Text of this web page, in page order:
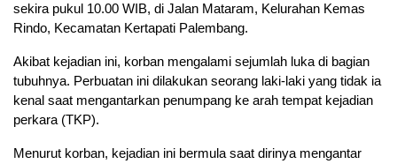
sekira pukul 10.00 WIB, di Jalan Mataram, Kelurahan Kemas
Rindo, Kecamatan Kertapati Palembang.
Akibat kejadian ini, korban mengalami sejumlah luka di bagian
tubuhnya. Perbuatan ini dilakukan seorang laki-laki yang tidak ia
kenal saat mengantarkan penumpang ke arah tempat kejadian
perkara (TKP).
Menurut korban, kejadian ini bermula saat dirinya mengantar